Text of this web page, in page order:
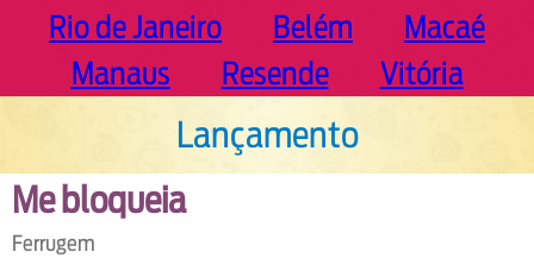
Rio de Janeiro Belém
Macaé
Manaus
Resende Vitória
Lançamento
Me bloqueia
Ferrugem